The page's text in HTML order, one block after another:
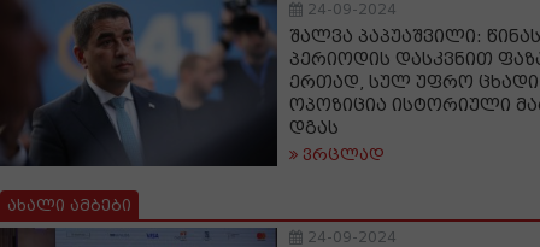
24-09-2024
შალვა პაპუაშვილი:
პერიოდის დასკვნით
ერთად, სულ უფრო ცხადი
ოპოზიცია ისტორიული
დგას
ვრცლად
ახალი ამბები
24-09-2024